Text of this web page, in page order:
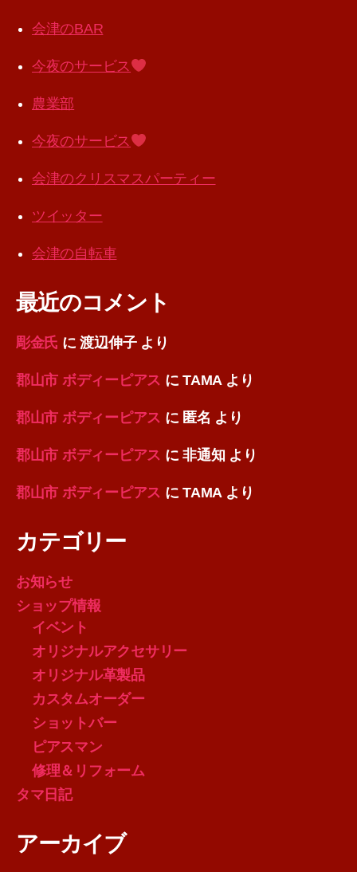
会津のBAR
今夜のサービス
農業部
今夜のサービス
会津のクリスマスパーティー
ツイッター
会津の自転車
最近のコメント
彫金氏 に渡辺伸子より
郡山市 ボディーピアス にTAMA より
郡山市 ボディーピアス に 匿名 より
郡山市 ボディーピアス に非通知 より
郡山市 ボディーピアス にTAMA より
カテゴリー
お知らせ
ショップ情報
イベント
オリジナルアクセサリー
オリジナル革製品
カスタムオーダー
ショットバー
ピアスマン
修理＆リフォーム
タマ日記
アーカイブ